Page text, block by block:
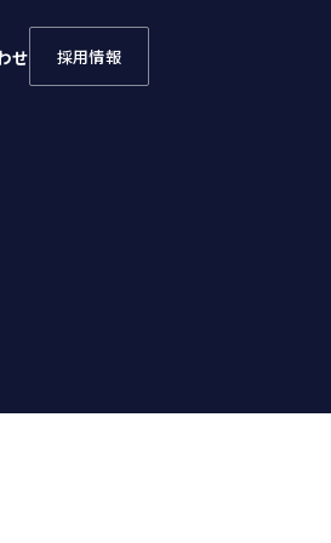
せ 採用情報